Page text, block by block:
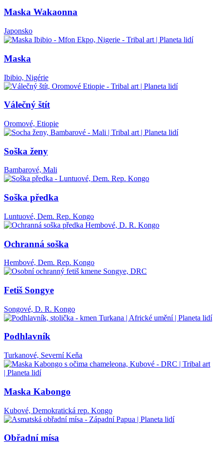
Maska Wakaonna
Japonsko
Maska
Ibibio, Nigérie
Válečný štít
Oromové, Etiopie
Soška ženy
Bambarové, Mali
Soška předka
Luntuové, Dem. Rep. Kongo
Ochranná soška
Hembové, Dem. Rep. Kongo
Fetiš Songye
Songové, D. R. Kongo
Podhlavník
Turkanové, Severní Keňa
Maska Kabongo
Kubové, Demokratická rep. Kongo
Obřadní mísa